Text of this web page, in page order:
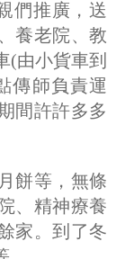
們推廣，送
養老院、教
(由小貨車到
傳師負責運
間許許多多
餅等，無條
、精神療養
家。到了冬